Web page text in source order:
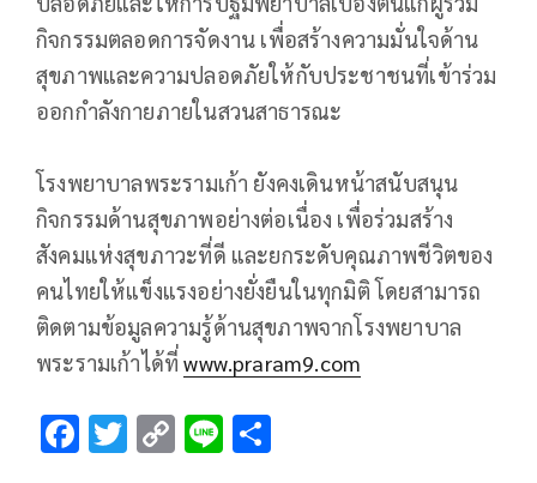
กิจกรรมตลอดการจัดงาน เพื่อสร้างความมั่นใจด้าน
สุขภาพและความปลอดภัยให้กับประชาชนที่เข้าร่วม
ออกกำลังกายภายในสวนสาธารณะ
โรงพยาบาลพระรามเก้า ยังคงเดินหน้าสนับสนุน
กิจกรรมด้านสุขภาพอย่างต่อเนื่อง เพื่อร่วมสร้าง
สังคมแห่งสุขภาวะที่ดี และยกระดับคุณภาพชีวิตของ
คนไทยให้แข็งแรงอย่างยั่งยืนในทุกมิติ โดยสามารถ
ติดตามข้อมูลความรู้ด้านสุขภาพจากโรงพยาบาล
พระรามเก้าได้ที่www.praram9.com
F T C Li